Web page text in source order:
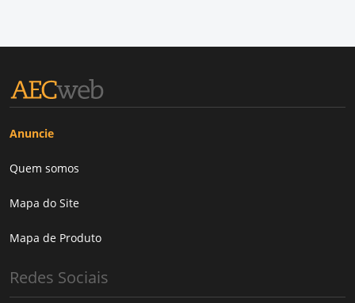
Anuncie
Quem somos
Mapa do Site
Mapa de Produto
Redes Sociais